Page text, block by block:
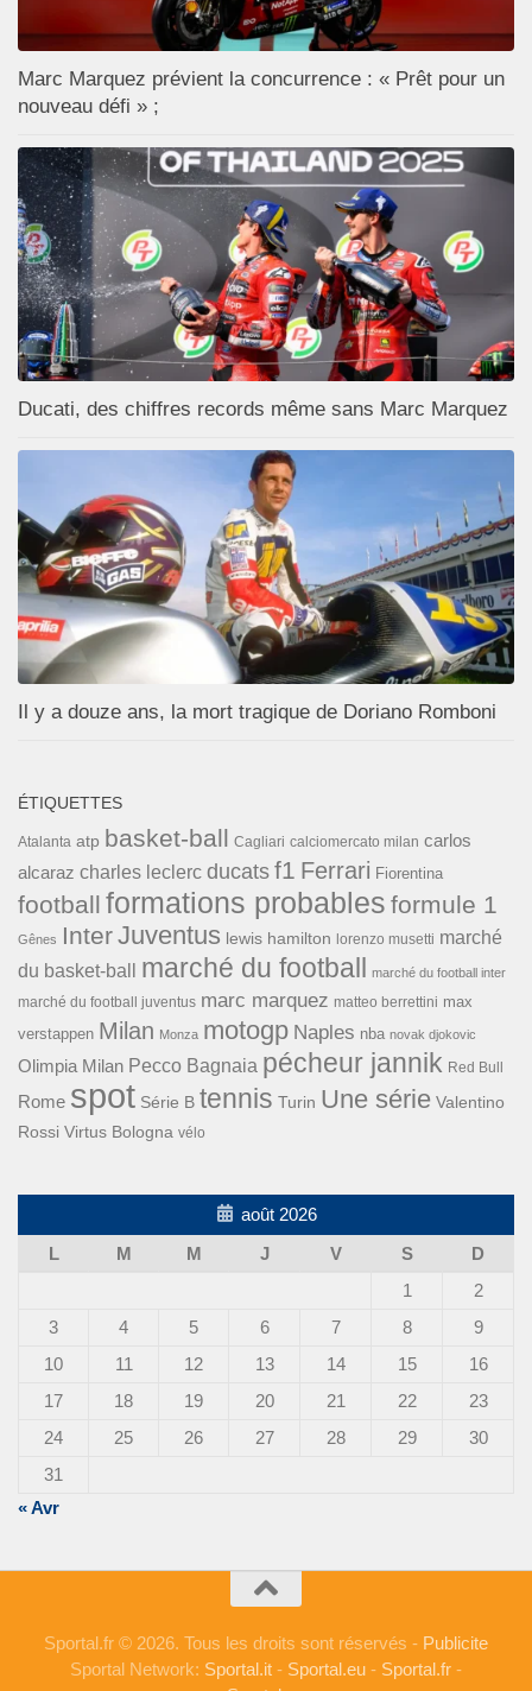
Marc Marquez prévient la concurrence : « Prêt pour un
nouveau défi » ;
Ducati, des chiffres records même sans Marc Marquez
Il y a douze ans, la mort tragique de Doriano Romboni
ÉTIQUETTES
Atalanta atp basket-ball Cagliari calciomercato milan carlos
alcaraz charles leclerc ducats f1 Ferrari Fiorentina
football formations probables formule 1
Gênes InterJuventus lewis hamilton lorenzo musetti marché
du basket-ball
marché du football marché du football inter
marché du football juventus marc marquez matteo berrettini max
verstappen Milan Monza motogp Naples nba novak djokovic
Olimpia Milan Pecco Bagnaia pécheur jannik Red Bull
Rome spot Série B tennis Turin Une série Valentino
Rossi Virtus Bologna vélo
août 2026
L
M M J V S
D
1
2
3
4 5 6 7 8
9
10
11 12 13 14 15
16
17
18 19 20 21 22
23
24
25 26 27 28 29
30
31
« Avr
Sportal.fr © 2026. Tous les droits sont réservés - Publicite
Sportal Network: Sportal.it - Sportal.eu - Sportal.fr -